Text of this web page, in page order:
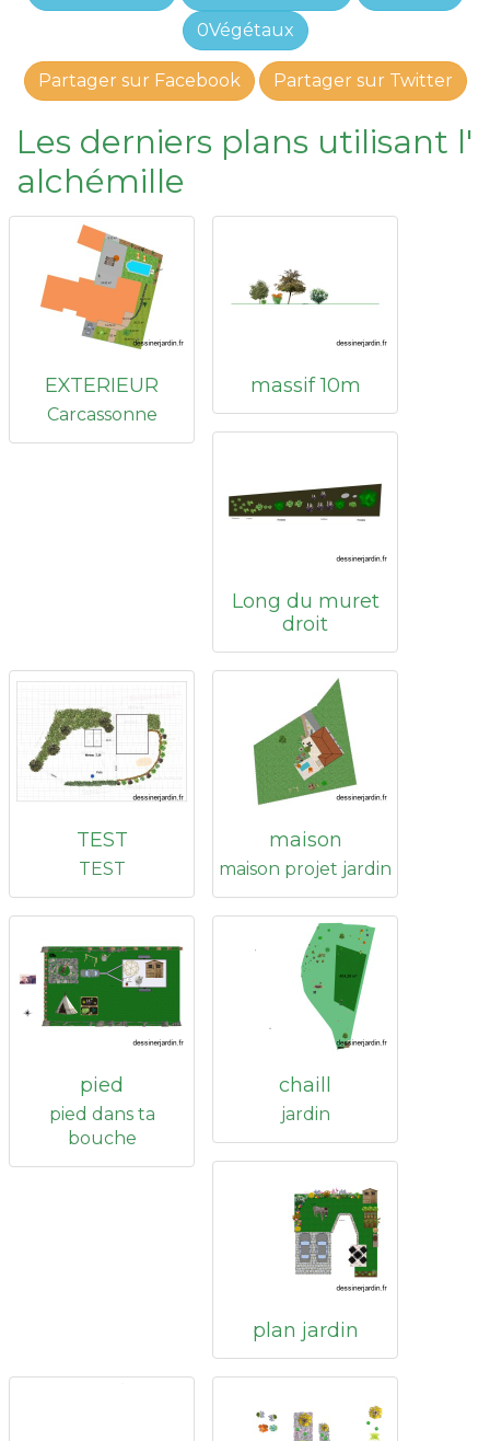
0Végétaux
Partager sur Facebook Partager sur Twitter
Les derniers plans utilisant l'
alchémille
EXTERIEUR
Carcassonne
massif 10m
Long du muret
droit
TEST
TEST
maison
maison projet jardin
pied
pied dans ta
bouche
chaill
jardin
plan jardin